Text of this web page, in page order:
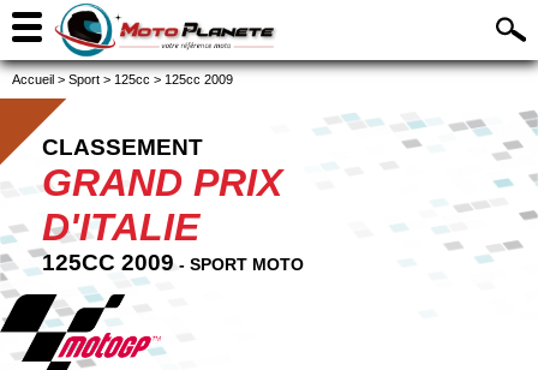
Accueil > Sport > 125cc > 125cc 2009
CLASSEMENT
GRAND PRIX
D'ITALIE
125CC 2009 - SPORT MOTO